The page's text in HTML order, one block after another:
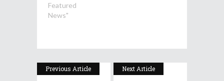
Featured
News"
Previous Article Next Article